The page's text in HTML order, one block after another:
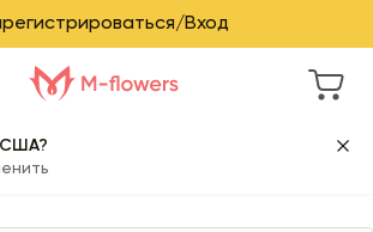
Вход
США?